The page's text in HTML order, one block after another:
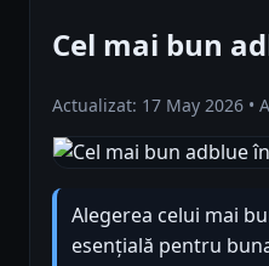
Cel mai bun
Actualizat: 17 May 2026 •
Alegerea celui mai
esențială pentru